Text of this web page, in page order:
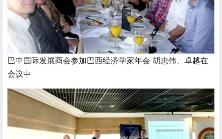
巴中国际发展商会参加巴西经济学家年会 胡忠伟、卓越在
会议中